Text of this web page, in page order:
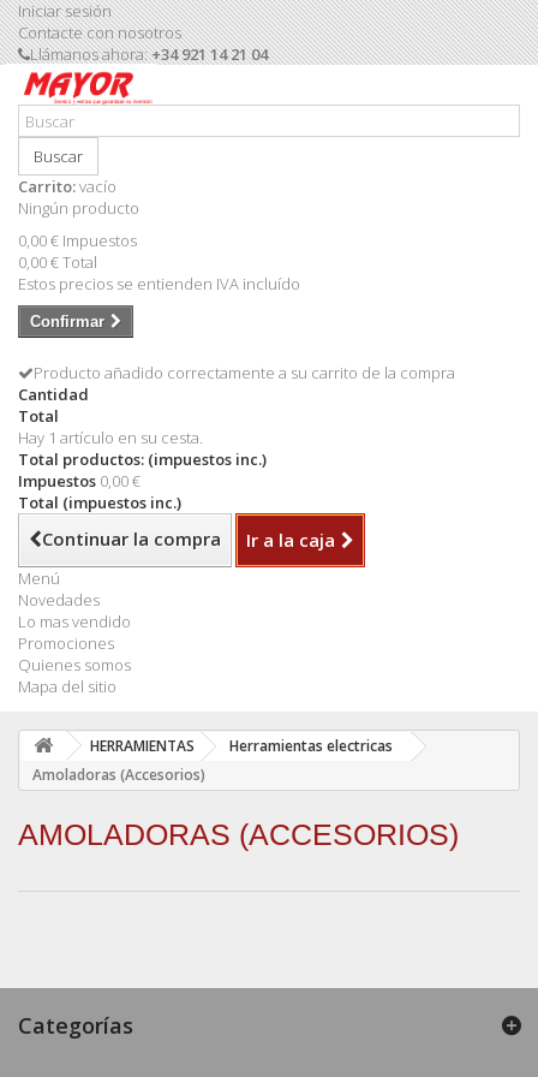
Iniciar sesión
Contacte con nosotros
Llámanos ahora:+34 921 14 21 04
Buscar
Carrito:vacío
Ningún producto
0,00 € Impuestos
0,00 €Total
Estos precios se entienden IVA incluído
Confirmar
Producto añadido correctamente a su carrito de la compra
Cantidad
Total
Hay 1 artículo en su cesta.
Total productos: (impuestos inc.)
Impuestos 0,00 €
Total (impuestos inc.)
Continuar la compra Ir a la caja
Menú
Novedades
Lo mas vendido
Promociones
Quienes somos
Mapa del sitio
HERRAMIENTAS
Herramientas electricas
Amoladoras (Accesorios)
AMOLADORAS (ACCESORIOS)
Categorías